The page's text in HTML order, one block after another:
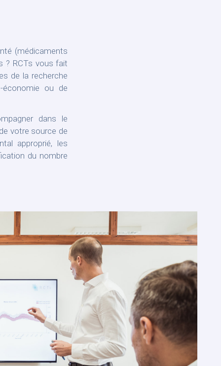
(médicaments
? RCTs vous fait
de la recherche
économie ou de
dans le
votre source de
approprié, les
du nombre